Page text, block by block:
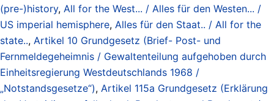
(pre-)history, All for the West... / Alles für den Westen... /
US imperial hemisphere, Alles für den Staat.. / All for the
state.., Artikel 10 Grundgesetz (Brief- Post- und
Fernmeldegeheimnis / Gewaltenteilung aufgehoben durch
Einheitsregierung Westdeutschlands 1968 /
„Notstandsgesetze“), Artikel 115a Grundgesetz (Erklärung